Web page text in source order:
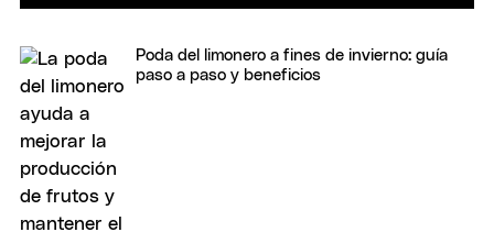
Poda del limonero a fines de invierno: guía
paso a paso y beneficios